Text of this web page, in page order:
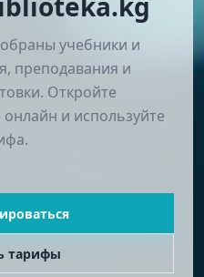
учебники и
преподавания и
Откройте
онлайн и используйте
тарифы